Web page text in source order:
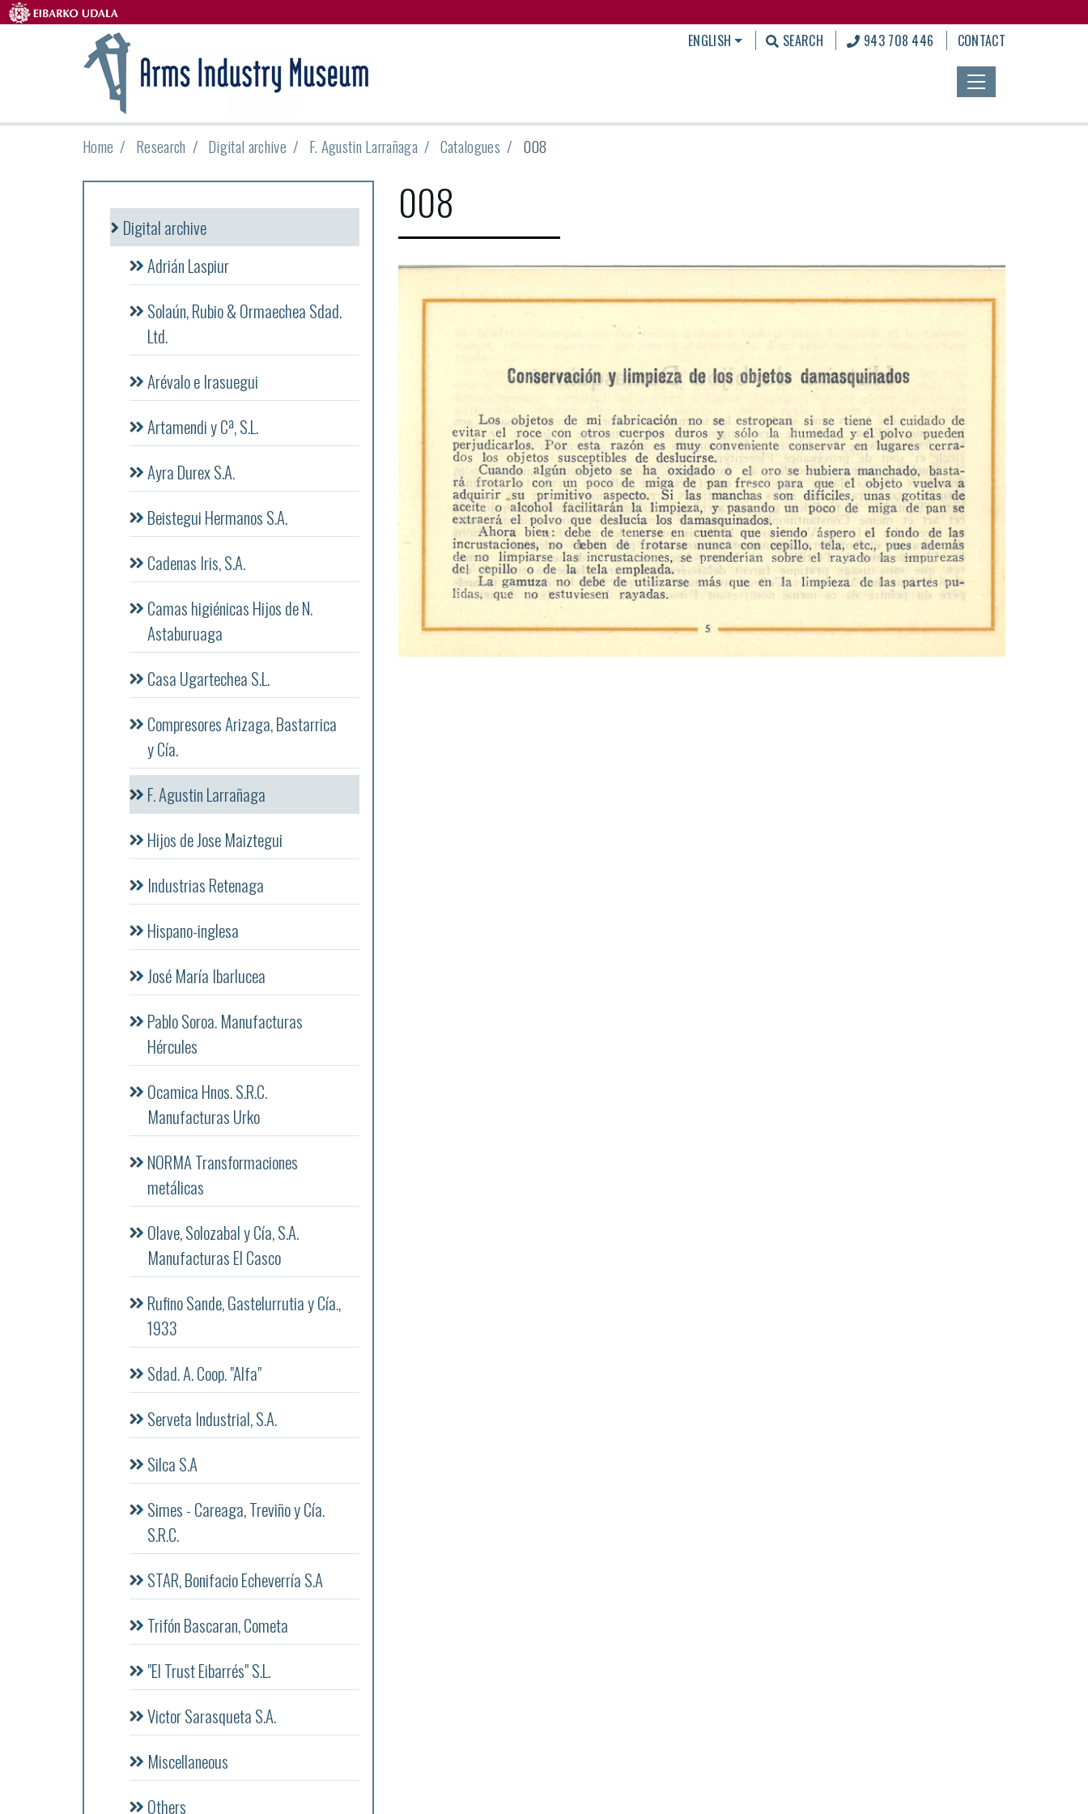
ENGLISH SEARCH 943 708 446 CONTACT
Home Research Digital archive F. Agustin Larrañaga Catalogues 008
008
Digital archive
Adrián Laspiur
Solaún, Rubio & Ormaechea Sdad.
Ltd.
Arévalo e Irasuegui
Artamendi y Cª, S.L.
Ayra Durex S.A.
Beistegui Hermanos S.A.
Cadenas Iris, S.A.
Camas higiénicas Hijos de N.
Astaburuaga
Casa Ugartechea S.L.
Compresores Arizaga, Bastarrica
y Cía.
F. Agustin Larrañaga
Hijos de Jose Maiztegui
Industrias Retenaga
Hispano-inglesa
José María Ibarlucea
Pablo Soroa. Manufacturas
Hércules
Ocamica Hnos. S.R.C.
Manufacturas Urko
NORMA Transformaciones
metálicas
Olave, Solozabal y Cía, S.A.
Manufacturas El Casco
Rufino Sande, Gastelurrutia y Cía.,
1933
Sdad. A. Coop. "Alfa"
Serveta Industrial, S.A.
Silca S.A
Simes - Careaga, Treviño y Cía.
S.R.C.
STAR, Bonifacio Echeverría S.A
Trifón Bascaran, Cometa
"El Trust Eibarrés" S.L.
Victor Sarasqueta S.A.
Miscellaneous
Others